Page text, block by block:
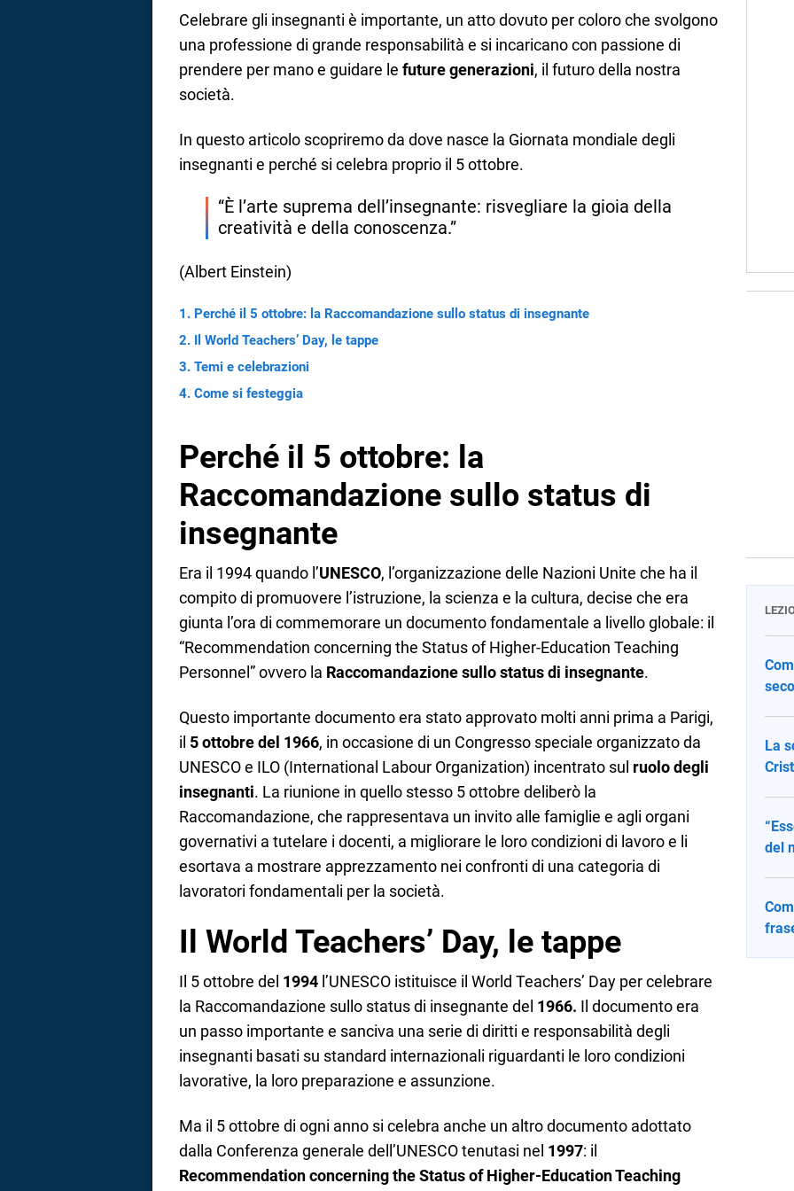
Celebrare gli insegnanti è importante, un atto dovuto per coloro che svolgono
una professione di grande responsabilità e si incaricano con passione di
prendere per mano e guidare le future generazioni, il futuro della nostra
società.
In questo articolo scopriremo da dove nasce la Giornata mondiale degli
insegnanti e perché si celebra proprio il 5 ottobre.
“È l’arte suprema dell’insegnante: risvegliare la gioia della
creatività e della conoscenza.”
(Albert Einstein)
Perché il 5 ottobre: la Raccomandazione sullo status di insegnante
Il World Teachers’ Day, le tappe
Temi e celebrazioni
Come si festeggia
Perché il 5 ottobre: la
Raccomandazione sullo status di
insegnante
Era il 1994 quando l’UNESCO, l’organizzazione delle Nazioni Unite che ha il
compito di promuovere l’istruzione, la scienza e la cultura, decise che era
giunta l’ora di commemorare un documento fondamentale a livello globale: il
“Recommendation concerning the Status of Higher-Education Teaching
Personnel”ovvero la Raccomandazione sullo status di insegnante.
Questo importante documento era stato approvato molti anni prima a Parigi,
il 5 ottobre del 1966, in occasione di un Congresso speciale organizzato da
UNESCO e ILO (International Labour Organization) incentrato sul ruolo degli
insegnanti. La riunione in quello stesso 5 ottobre deliberò la
Raccomandazione, che rappresentava un invito alle famiglie e agli organi
governativi a tutelare i docenti, a migliorare le loro condizioni di lavoro e li
esortava a mostrare apprezzamento nei confronti di una categoria di
lavoratori fondamentali per la società.
Il World Teachers’ Day, le tappe
Il 5 ottobre del 1994 l’UNESCO istituisce il World Teachers’ Day per celebrare
la Raccomandazione sullo status di insegnante del 1966. Il documento era
un passo importante e sanciva una serie di diritti e responsabilità degli
insegnanti basati su standard internazionali riguardanti le loro condizioni
lavorative, la loro preparazione e assunzione.
Ma il 5 ottobre di ogni anno si celebra anche un altro documento adottato
dalla Conferenza generale dell’UNESCO tenutasi nel 1997: il
Recommendation concerning the Status of Higher-Education Teaching
La
del